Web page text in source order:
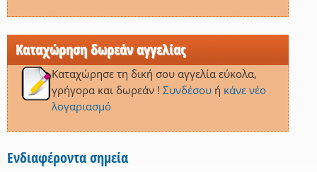
Καταχώρηση δωρεάν αγγελίας
Καταχώρησε τη δική σου αγγελία εύκολα,
γρήγορα και δωρεάν ! Συνδέσουή κάνε νέο
λογαριασμό
Ενδιαφέροντα σημεία